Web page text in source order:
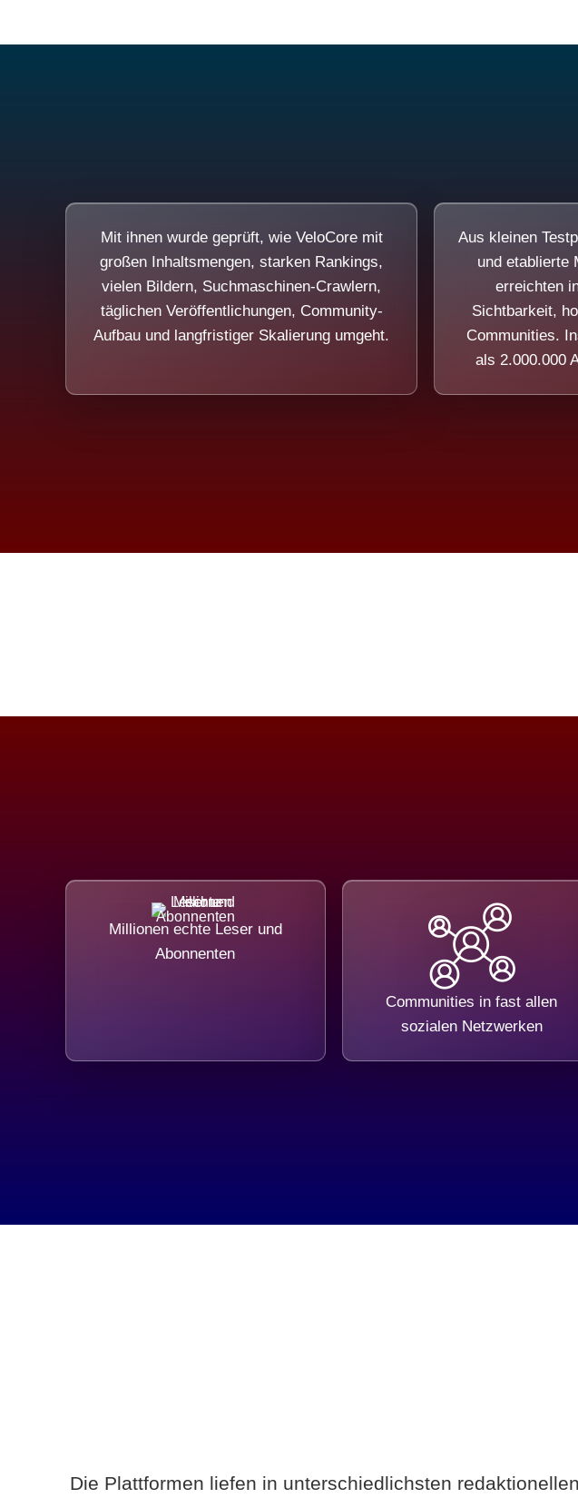
Mit ihnen wurde geprüft, wie VeloCore mit
großen Inhaltsmengen, starken Rankings,
vielen Bildern, Suchmaschinen-Crawlern,
täglichen Veröffentlichungen, Community-
Aufbau und langfristiger Skalierung umgeht.
Aus kleinen
und etablierte
erreichten
Sichtbarkeit,
Communities.
als 2.000.000
Millionen echte Leser und
Abonnenten
Communities in fast allen
sozialen Netzwerken
Die Plattformen liefen in unterschiedlichsten